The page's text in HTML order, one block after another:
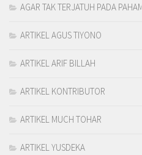
AGAR TAK TERJATUH PADA
ARTIKEL AGUS TIYONO
ARTIKEL ARIF BILLAH
ARTIKEL KONTRIBUTOR
ARTIKEL MUCH TOHAR
ARTIKEL YUSDEKA